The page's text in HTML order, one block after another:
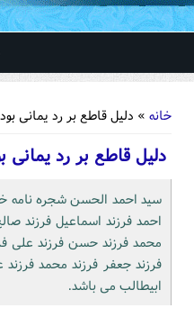
خانه » دلیل قاطع بر رد یمانی
دلیل قاطع بر رد
سید احمد الحسن شجره نامه
احمد فرزند اسماعیل فرزند
محمد فرزند حسن فرزند علی
فرزند جعفر فرزند محمد
ابیطالب می باشد.